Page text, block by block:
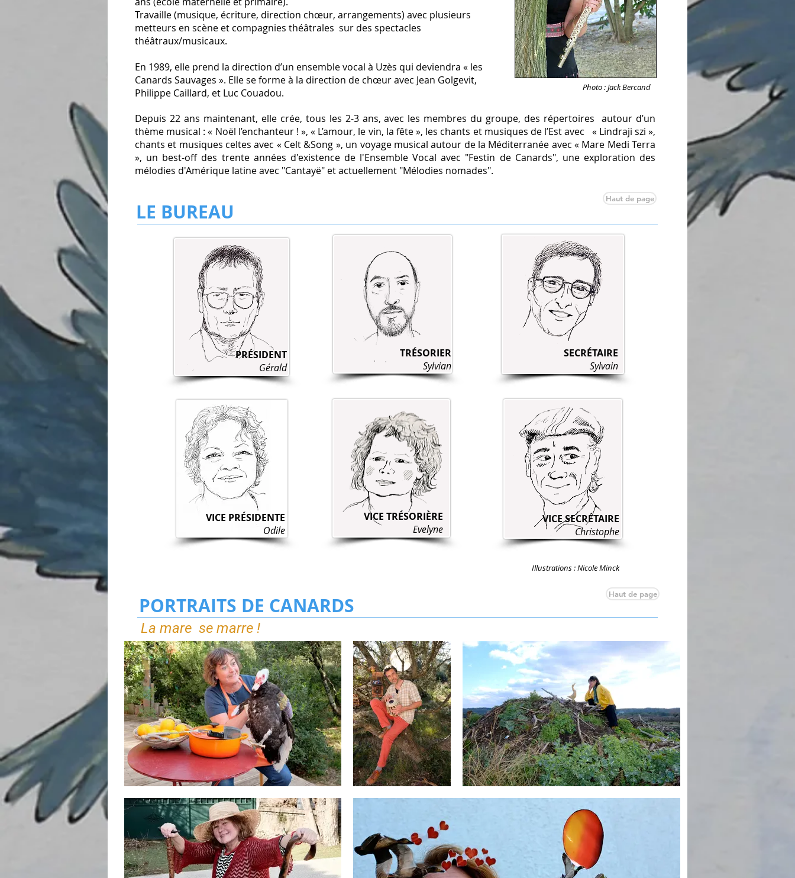
Travaille (musique, écriture, direction chœur, arrangements) avec plusieurs
metteurs en scène et compagnies théâtrales sur des spectacles
théâtraux/musicaux.
En 1989, elle prend la direction d’un ensemble vocal à Uzès qui deviendra « les
Canards Sauvages ». Elle se forme à la direction de chœur avec Jean Golgevit,
Philippe Caillard, et Luc Couadou.
Photo : Jack Bercand
Depuis 22 ans maintenant, elle crée, tous les 2-3 ans, avec les membres du groupe, des répertoires autour d’un
thème musical : « Noël l’enchanteur ! », « L’amour, le vin, la fête », les chants et musiques de l’Est avec « Lindraji szi »,
chants et musiques celtes avec « Celt &Song », un voyage musical autour de la Méditerranée avec « Mare Medi Terra
», un best-off des trente années d'existence de l'Ensemble Vocal avec "Festin de Canards", une exploration des
mélodies d'Amérique latine avec "Cantayë" et actuellement "Mélodies nomades".
LE BUREAU
Haut de page
PRÉSIDENT
Gérald
VICE PRÉSIDENTE
Odile
TRÉSORIER
Sylvian
VICE TRÉSORIÈRE
Evelyne
SECRÉTAIRE
Sylvain
VICE SECRÉTAIRE
Christophe
Illustrations : Nicole Minck
PORTRAITS DE CANARDS Haut de page
La mare se marre !